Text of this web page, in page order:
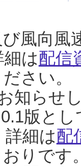
風向風
は配信
さい。
知らせ
版と
細は配
りです